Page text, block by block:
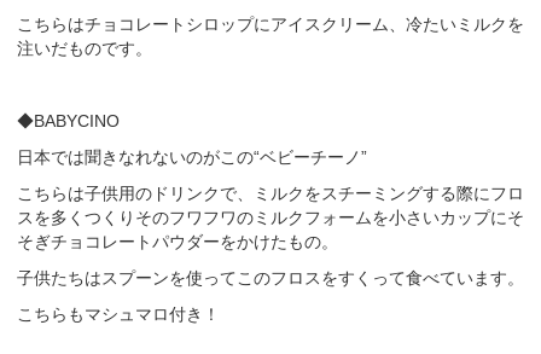
こちらはチョコレートシロップにアイスクリーム、冷たいミルクを
注いだものです。
◆BABYCINO
日本では聞きなれないのがこの“ベビーチーノ”
こちらは子供用のドリンクで、ミルクをスチーミングする際にフロ
スを多くつくりそのフワフワのミルクフォームを小さいカップにそ
そぎチョコレートパウダーをかけたもの。
子供たちはスプーンを使ってこのフロスをすくって食べています。
こちらもマシュマロ付き！